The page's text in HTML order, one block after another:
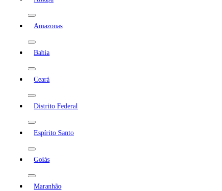
Amazonas
Bahia
Ceará
Distrito Federal
Espírito Santo
Goiás
Maranhão